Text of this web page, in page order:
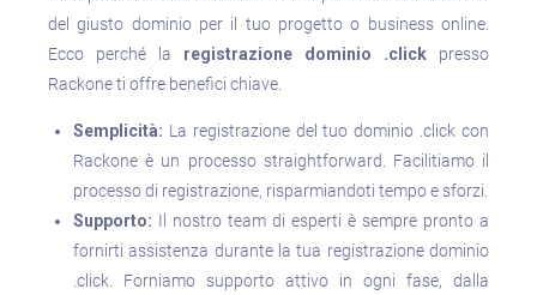
del giusto dominio per il tuo progetto o business online.
Ecco perché la registrazione dominio .click presso
Rackone ti offre benefici chiave.
Semplicità: La registrazione del tuo dominio .click con
Rackone è un processo straightforward. Facilitiamo il
processo di registrazione, risparmiandoti tempo e sforzi.
Supporto: Il nostro team di esperti è sempre pronto a
fornirti assistenza durante la tua registrazione dominio
.click. Forniamo supporto attivo in ogni fase, dalla